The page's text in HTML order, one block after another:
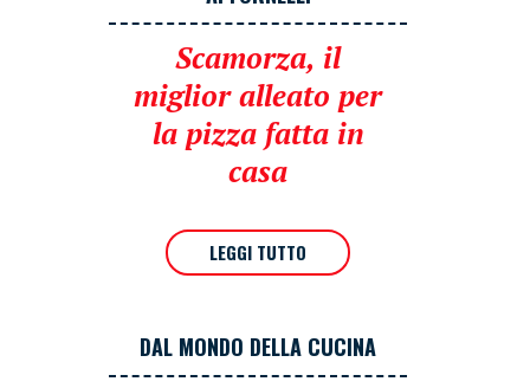
Scamorza, il
miglior alleato per
la pizza fatta in
casa
LEGGI TUTTO
DAL MONDO DELLA CUCINA